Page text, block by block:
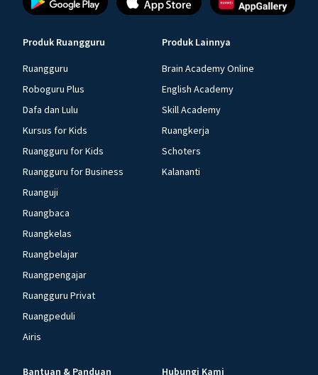
Produk Ruangguru
Ruangguru
Roboguru Plus
Dafa dan Lulu
Kursus for Kids
Ruangguru for Kids
Ruangguru for Business
Ruanguji
Ruangbaca
Ruangkelas
Ruangbelajar
Ruangpengajar
Ruangguru Privat
Ruangpeduli
Airis
Produk Lainnya
Brain Academy Online
English Academy
Skill Academy
Ruangkerja
Schoters
Kalananti
Bantuan & Panduan Hubungi Kami